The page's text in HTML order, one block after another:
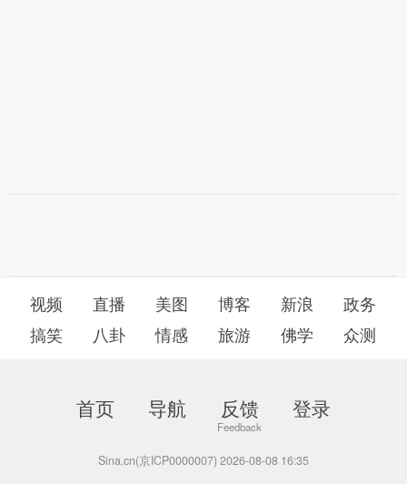
视频 直播 美图 博客 新浪
政务
搞笑
八卦 情感 旅游 佛学 众测
首页 导航 反馈 登录
Sina.cn(京ICP0000007) 2026-08-08 16:35